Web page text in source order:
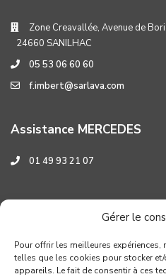
Gérer le
Pour offrir les meilleures
telles que les cookies pour stocker
appareils. Le fait de consentir à ces
Zone Creavallée, Avenue de
24660 SANILHAC
05 53 06 60 60
f.imbert@sarlava.com
Assistance MERCEDES
01 49 93 21 07
Assistance HYUNDAI